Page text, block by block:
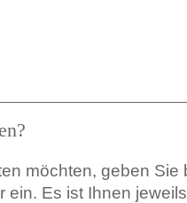
möchten, geben Sie
Es ist Ihnen